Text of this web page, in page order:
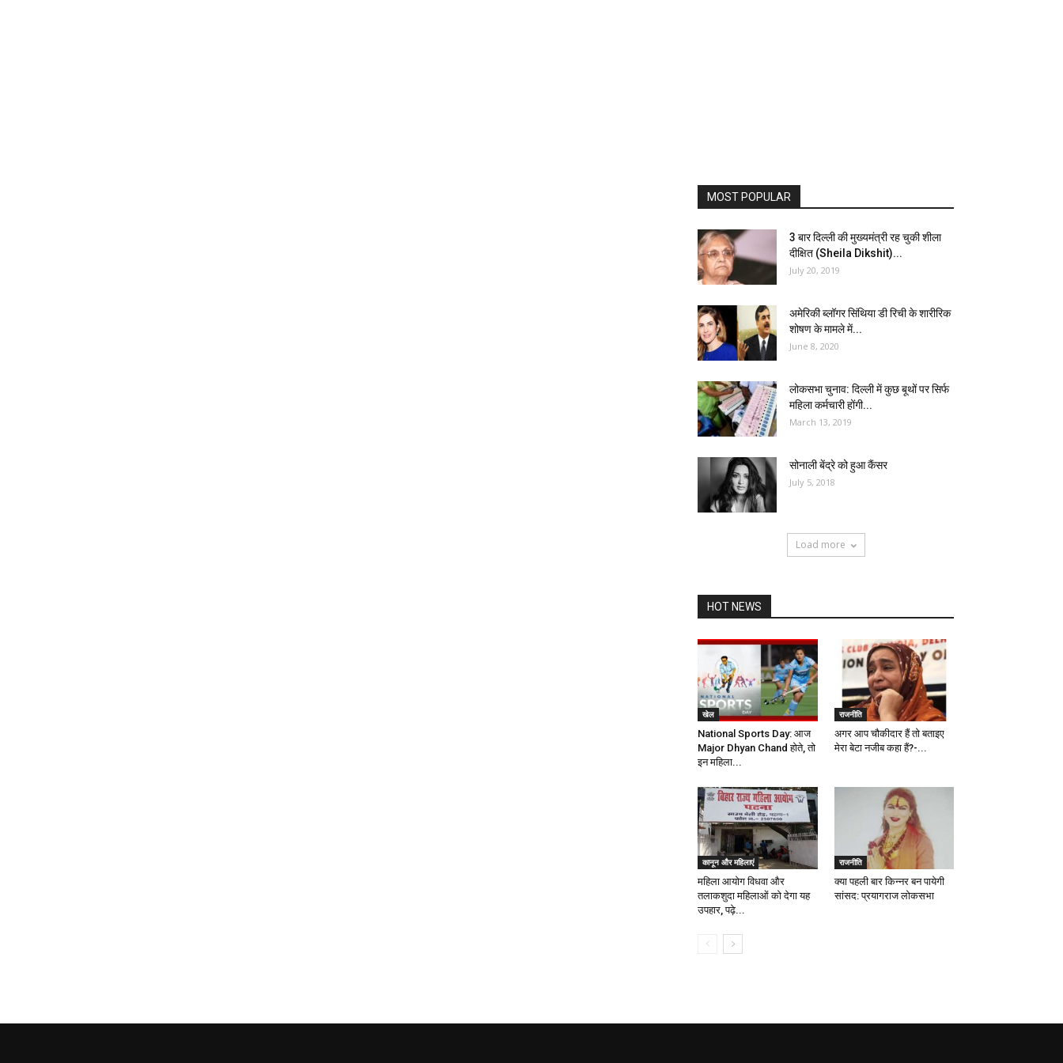
MOST POPULAR
3 बार दिल्ली की मुख्यमंत्री रह चुकी शीला
दीक्षित (Sheila Dikshit)...
July 20, 2019
अमेरिकी ब्लॉगर सिंथिया डी रिची के शारीरिक
शोषण के मामले में...
June 8, 2020
लोकसभा चुनाव: दिल्ली में कुछ बूथों पर सिर्फ
महिला कर्मचारी होंगी...
March 13, 2019
सोनाली बेंद्रे को हुआ कैंसर
July 5, 2018
Load more
HOT NEWS
खेल
National Sports Day: आज
Major Dhyan Chand होते, तो
इन महिला...
राजनीति
अगर आप चौकीदार हैं तो बताइए
मेरा बेटा नजीब कहा हैं?-...
कानून और महिलाएं
महिला आयोग विधवा और
तलाकशुदा महिलाओं को देगा यह
उपहार, पढ़े...
राजनीति
क्या पहली बार किन्नर बन पायेगी
सांसद: प्रयागराज लोकसभा